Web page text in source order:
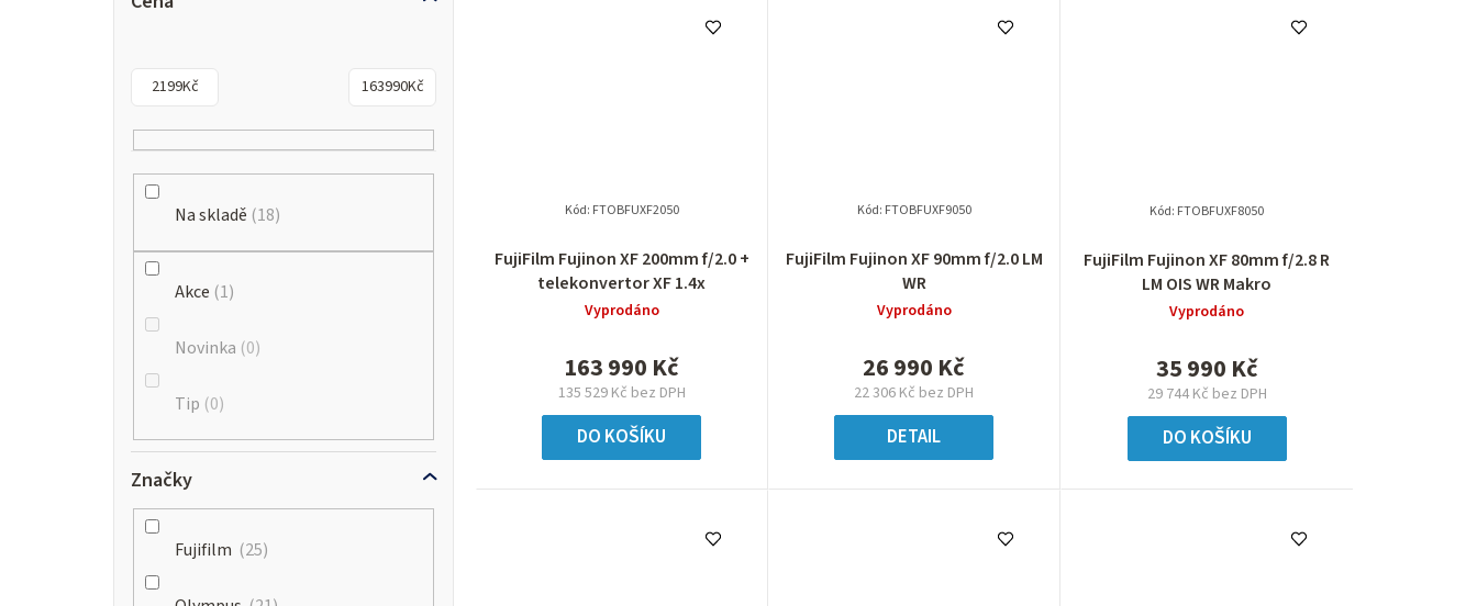
2199Kč 163990Kč
Na skladě 18
Akce 1
Novinka 0
Tip 0
Značky
Fujifilm 25
FujiFilm Fujinon XF 200mm f/2.0 +
telekonvertor XF 1.4x
Vyprodáno
135 529 Kč bez DPH
163 990 Kč
DO KOŠÍKU
Kód: FTOBFUXF2050
FujiFilm Fujinon XF 90mm f/2.0 LM
WR
Vyprodáno
22 306 Kč bez DPH
26 990 Kč
DETAIL
Kód: FTOBFUXF9050
FujiFilm Fujinon XF 80mm f/2.8 R
LM OIS WR Makro
Vyprodáno
29 744 Kč bez DPH
35 990 Kč
DO KOŠÍKU
Kód: FTOBFUXF8050